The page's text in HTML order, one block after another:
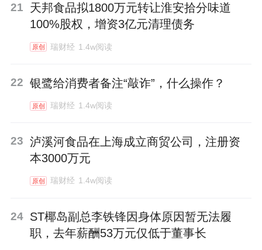
21
天邦食品拟1800万元转让淮安拾分味道
100%股权，增资3亿元清理债务
原创 瑞财经 1.4w阅读
22 银鹭给消费者备注“敲诈”，什么操作？
原创 瑞财经 1.4w阅读
23 泸溪河食品在上海成立商贸公司，注册资
本3000万元
原创 瑞财经 1.4w阅读
24 ST椰岛副总李铁锋因身体原因暂无法履
职，去年薪酬53万元仅低于董事长